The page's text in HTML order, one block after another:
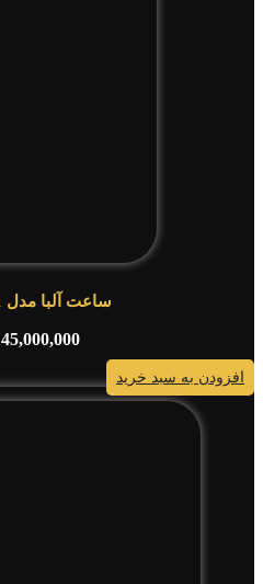
ساعت آلبا مدل AL4107X1
45,000,000
افزودن به سبد خرید